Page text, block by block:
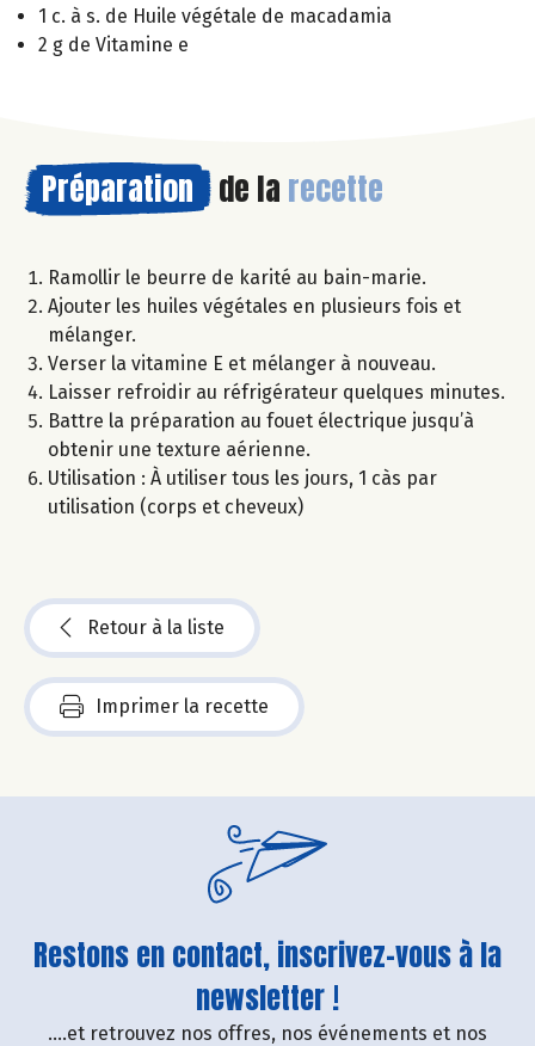
1 c. à s. de Huile végétale de macadamia
2 g de Vitamine e
Préparation de la recette
Ramollir le beurre de karité au bain-marie.
Ajouter les huiles végétales en plusieurs fois et
mélanger.
Verser la vitamine E et mélanger à nouveau.
Laisser refroidir au réfrigérateur quelques minutes.
Battre la préparation au fouet électrique jusqu’à
obtenir une texture aérienne.
Utilisation : À utiliser tous les jours, 1 càs par
utilisation (corps et cheveux)
Retour à la liste
Imprimer la recette
Restons en contact, inscrivez-vous à la
newsletter !
....et retrouvez nos offres, nos événements et nos